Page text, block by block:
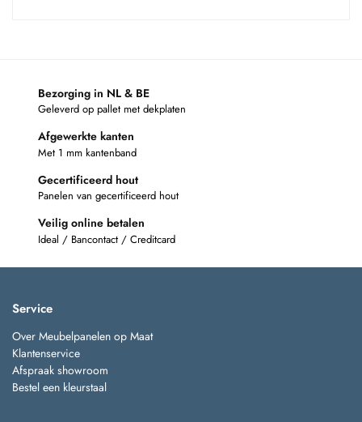
Bezorging in NL & BE
Geleverd op pallet met dekplaten
Afgewerkte kanten
Met 1 mm kantenband
Gecertificeerd hout
Panelen van gecertificeerd hout
Veilig online betalen
Ideal / Bancontact / Creditcard
Service
Over Meubelpanelen op Maat
Klantenservice
Afspraak showroom
Bestel een kleurstaal